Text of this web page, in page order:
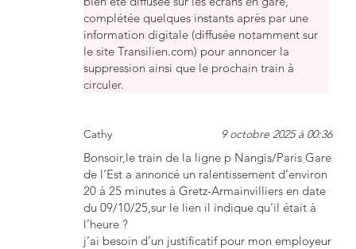
complétée quelques instants après par une
information digitale (diffusée notamment sur
le site Transilien.com) pour annoncer la
suppression ainsi que le prochain train à
circuler.
Cathy 9 octobre 2025 à 00:36
Bonsoir,le train de la ligne p Nangis/Paris Gare
de l’Est a annoncé un ralentissement d’environ
20 à 25 minutes à Gretz-Armainvilliers en date
du 09/10/25,sur le lien il indique qu’il était à
l’heure ?
j’ai besoin d’un justificatif pour mon employeur